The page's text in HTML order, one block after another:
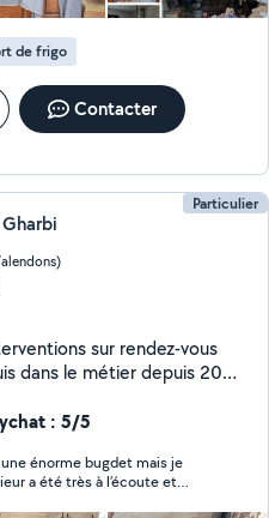
de frigo
Contacter
Particulier
pour tous vos
: 5/5
énorme bugdet mais je